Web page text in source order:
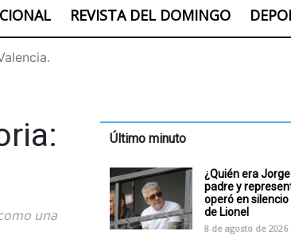
REVISTA DEL DOMINGO
una
Último minuto
¿Quién era Jorge
padre y
operó en
de Lionel
8 de agosto de 2026